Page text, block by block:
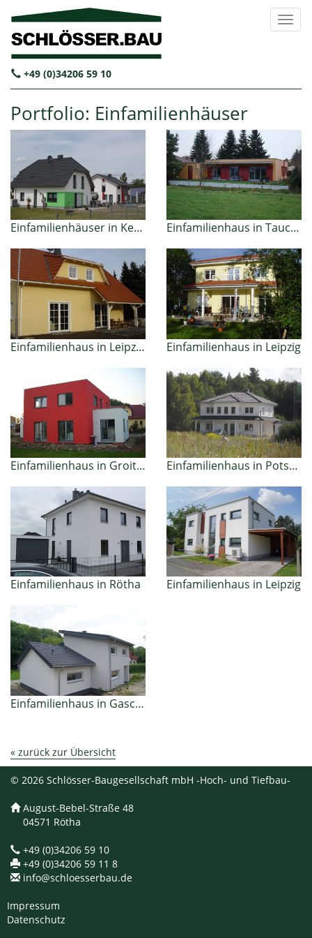
+49 (0)34206 59 10
Portfolio: Einfamilienhäuser
Einfamilienhäuser in Kesselshain Einfamilienhaus in Taucha
Einfamilienhaus in Leipzig – Holzhausen Einfamilienhaus in Leipzig
Einfamilienhaus in Groitzsch Einfamilienhaus in Potsdam
Einfamilienhaus in Rötha Einfamilienhaus in Leipzig
Einfamilienhaus in Gaschwitz
« zurück zur Übersicht
© 2026 Schlösser-Baugesellschaft mbH -Hoch- und Tiefbau-
August-Bebel-Straße 48
04571 Rötha
+49 (0)34206 59 10
+49 (0)34206 59 11 8
info@schloesserbau.de
Impressum
Datenschutz